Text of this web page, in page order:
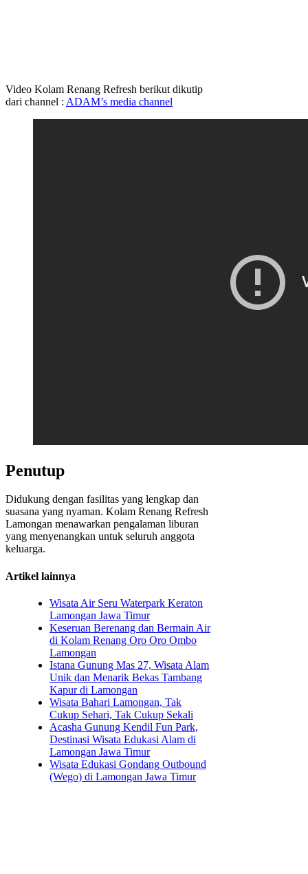
Video Kolam Renang Refresh berikut dikutip
dari channel : ADAM’s media channel
Penutup
Didukung dengan fasilitas yang lengkap dan
suasana yang nyaman. Kolam Renang Refresh
Lamongan menawarkan pengalaman liburan
yang menyenangkan untuk seluruh anggota
keluarga.
Artikel lainnya
Wisata Air Seru Waterpark Keraton
Lamongan Jawa Timur
Keseruan Berenang dan Bermain Air
di Kolam Renang Oro Oro Ombo
Lamongan
Istana Gunung Mas 27, Wisata Alam
Unik dan Menarik Bekas Tambang
Kapur di Lamongan
Wisata Bahari Lamongan, Tak
Cukup Sehari, Tak Cukup Sekali
Acasha Gunung Kendil Fun Park,
Destinasi Wisata Edukasi Alam di
Lamongan Jawa Timur
Wisata Edukasi Gondang Outbound
(Wego) di Lamongan Jawa Timur